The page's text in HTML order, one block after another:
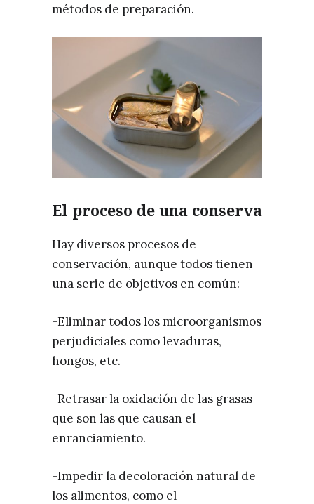
métodos de preparación.
El proceso de una conserva
Hay diversos procesos de
conservación, aunque todos tienen
una serie de objetivos en común:
-Eliminar todos los microorganismos
perjudiciales como levaduras,
hongos, etc.
-Retrasar la oxidación de las grasas
que son las que causan el
enranciamiento.
-Impedir la decoloración natural de
los alimentos, como el